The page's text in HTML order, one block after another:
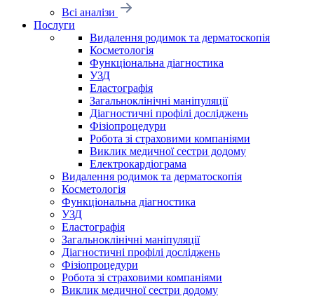
Всі аналізи
Послуги
Видалення родимок та дерматоскопія
Косметологія
Функціональна діагностика
УЗД
Еластографія
Загальноклінічні маніпуляції
Діагностичні профілі досліджень
Фізіопроцедури
Робота зі страховими компаніями
Виклик медичної сестри додому
Електрокардіограма
Видалення родимок та дерматоскопія
Косметологія
Функціональна діагностика
УЗД
Еластографія
Загальноклінічні маніпуляції
Діагностичні профілі досліджень
Фізіопроцедури
Робота зі страховими компаніями
Виклик медичної сестри додому